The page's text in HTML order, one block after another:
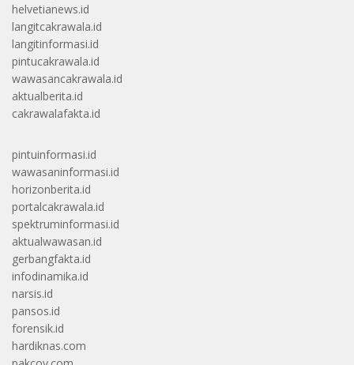
helvetianews.id
langitcakrawala.id
langitinformasi.id
pintucakrawala.id
wawasancakrawala.id
aktualberita.id
cakrawalafakta.id
pintuinformasi.id
wawasaninformasi.id
horizonberita.id
portalcakrawala.id
spektruminformasi.id
aktualwawasan.id
gerbangfakta.id
infodinamika.id
narsis.id
pansos.id
forensik.id
hardiknas.com